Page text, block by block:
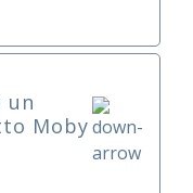
un
Moby